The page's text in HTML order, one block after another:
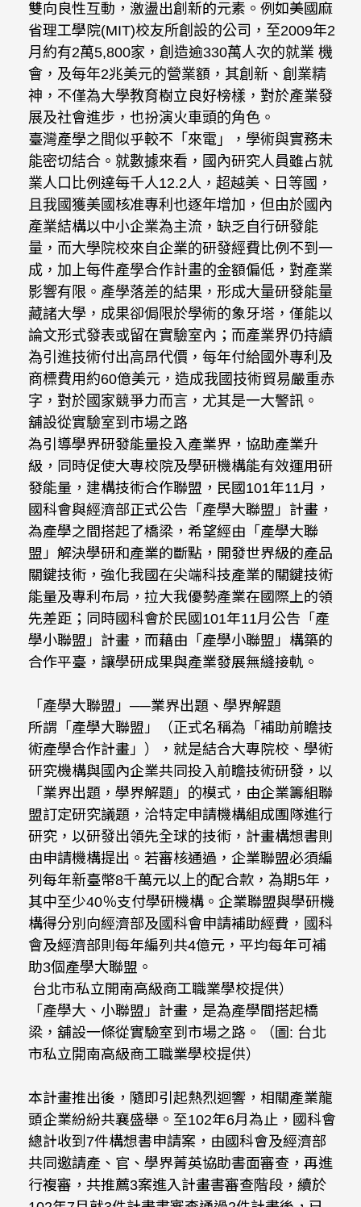
雙向良性互動，激盪出創新的元素。例如美國麻
省理工學院(MIT)校友所創設的公司，至2009年2
月約有2萬5,800家，創造逾330萬人次的就業 機
會，及每年2兆美元的營業額，其創新、創業精
神，不僅為大學教育樹立良好榜樣，對於產業發
展及社會進步，也扮演火車頭的角色。
臺灣產學之間似乎較不「來電」，學術與實務未
能密切結合。就數據來看，國內研究人員雖占就
業人口比例達每千人12.2人，超越美、日等國，
且我國獲美國核准專利也逐年增加，但由於國內
產業結構以中小企業為主流，缺乏自行研發能
量，而大學院校來自企業的研發經費比例不到一
成，加上每件產學合作計畫的金額偏低，對產業
影響有限。產學落差的結果，形成大量研發能量
藏諸大學，成果卻侷限於學術的象牙塔，僅能以
論文形式發表或留在實驗室內；而產業界仍持續
為引進技術付出高昂代價，每年付給國外專利及
商標費用約60億美元，造成我國技術貿易嚴重赤
字，對於國家競爭力而言，尤其是一大警訊。
舖設從實驗室到市場之路
為引導學界研發能量投入產業界，協助產業升
級，同時促使大專校院及學研機構能有效運用研
發能量，建構技術合作聯盟，民國101年11月，
國科會與經濟部正式公告「產學大聯盟」計畫，
為產學之間搭起了橋梁，希望經由「產學大聯
盟」解決學研和產業的斷點，開發世界級的產品
關鍵技術，強化我國在尖端科技產業的關鍵技術
能量及專利布局，拉大我優勢產業在國際上的領
先差距；同時國科會於民國101年11月公告「產
學小聯盟」計畫，而藉由「產學小聯盟」構築的
合作平臺，讓學研成果與產業發展無縫接軌。
「產學大聯盟」──業界出題、學界解題
所謂「產學大聯盟」（正式名稱為「補助前瞻技
術產學合作計畫」），就是結合大專院校、學術
研究機構與國內企業共同投入前瞻技術研發，以
「業界出題，學界解題」的模式，由企業籌組聯
盟訂定研究議題，洽特定申請機構組成團隊進行
研究，以研發出領先全球的技術，計畫構想書則
由申請機構提出。若審核通過，企業聯盟必須編
列每年新臺幣8千萬元以上的配合款，為期5年，
其中至少40％支付學研機構。企業聯盟與學研機
構得分別向經濟部及國科會申請補助經費，國科
會及經濟部則每年編列共4億元，平均每年可補
助3個產學大聯盟。
台北市私立開南高級商工職業學校提供）
「產學大、小聯盟」計畫，是為產學間搭起橋
梁，舖設一條從實驗室到市場之路。（圖: 台北
市私立開南高級商工職業學校提供）
本計畫推出後，隨即引起熱烈迴響，相關產業龍
頭企業紛紛共襄盛舉。至102年6月為止，國科會
總計收到7件構想書申請案，由國科會及經濟部
共同邀請產、官、學界菁英協助書面審查，再進
行複審，共推薦3案進入計畫書審查階段，續於